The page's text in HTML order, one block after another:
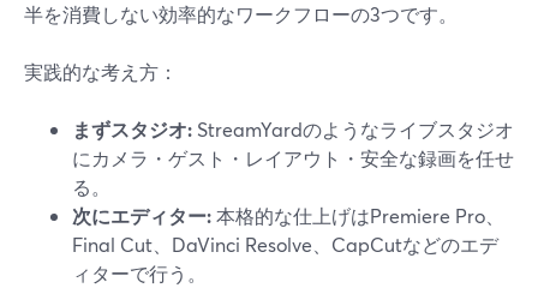
半を消費しない効率的なワークフローの3つです。
実践的な考え方：
まずスタジオ: StreamYardのようなライブスタジオ
にカメラ・ゲスト・レイアウト・安全な録画を任せ
る。
次にエディター:本格的な仕上げはPremiere Pro、
Final Cut、DaVinci Resolve、CapCutなどのエデ
ィターで行う。